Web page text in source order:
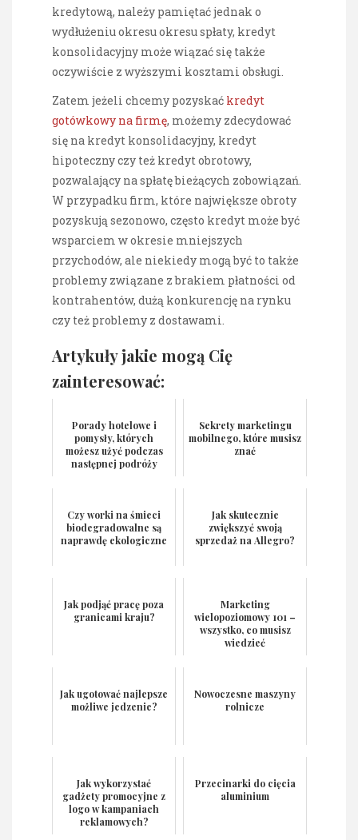
kredytową, należy pamiętać jednak o
wydłużeniu okresu okresu spłaty, kredyt
konsolidacyjny może wiązać się także
oczywiście z wyższymi kosztami obsługi.
Zatem jeżeli chcemy pozyskać kredyt
gotówkowy na firmę, możemy zdecydować
się na kredyt konsolidacyjny, kredyt
hipoteczny czy też kredyt obrotowy,
pozwalający na spłatę bieżących zobowiązań.
W przypadku firm, które największe obroty
pozyskują sezonowo, często kredyt może być
wsparciem w okresie mniejszych
przychodów, ale niekiedy mogą być to także
problemy związane z brakiem płatności od
kontrahentów, dużą konkurencję na rynku
czy też problemy z dostawami.
Artykuły jakie mogą Cię
zainteresować:
Porady hotelowe i
pomysły, których
możesz użyć podczas
następnej podróży
Sekrety marketingu
mobilnego, które musisz
znać
Czy worki na śmieci
biodegradowalne są
naprawdę ekologiczne
Jak skutecznie
zwiększyć swoją
sprzedaż na Allegro?
Jak podjąć pracę poza
granicami kraju?
Marketing
wielopoziomowy 101 –
wszystko, co musisz
wiedzieć
Jak ugotować najlepsze
możliwe jedzenie?
Nowoczesne maszyny
rolnicze
Jak wykorzystać
gadżety promocyjne z
logo w kampaniach
reklamowych?
Przecinarki do cięcia
aluminium